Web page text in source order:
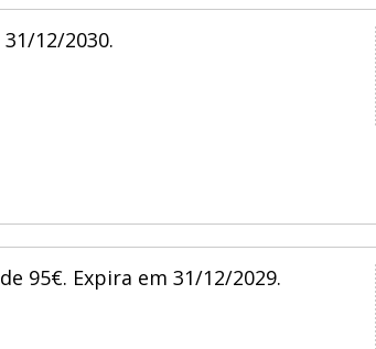
12/2030.
95€. Expira em 31/12/2029.